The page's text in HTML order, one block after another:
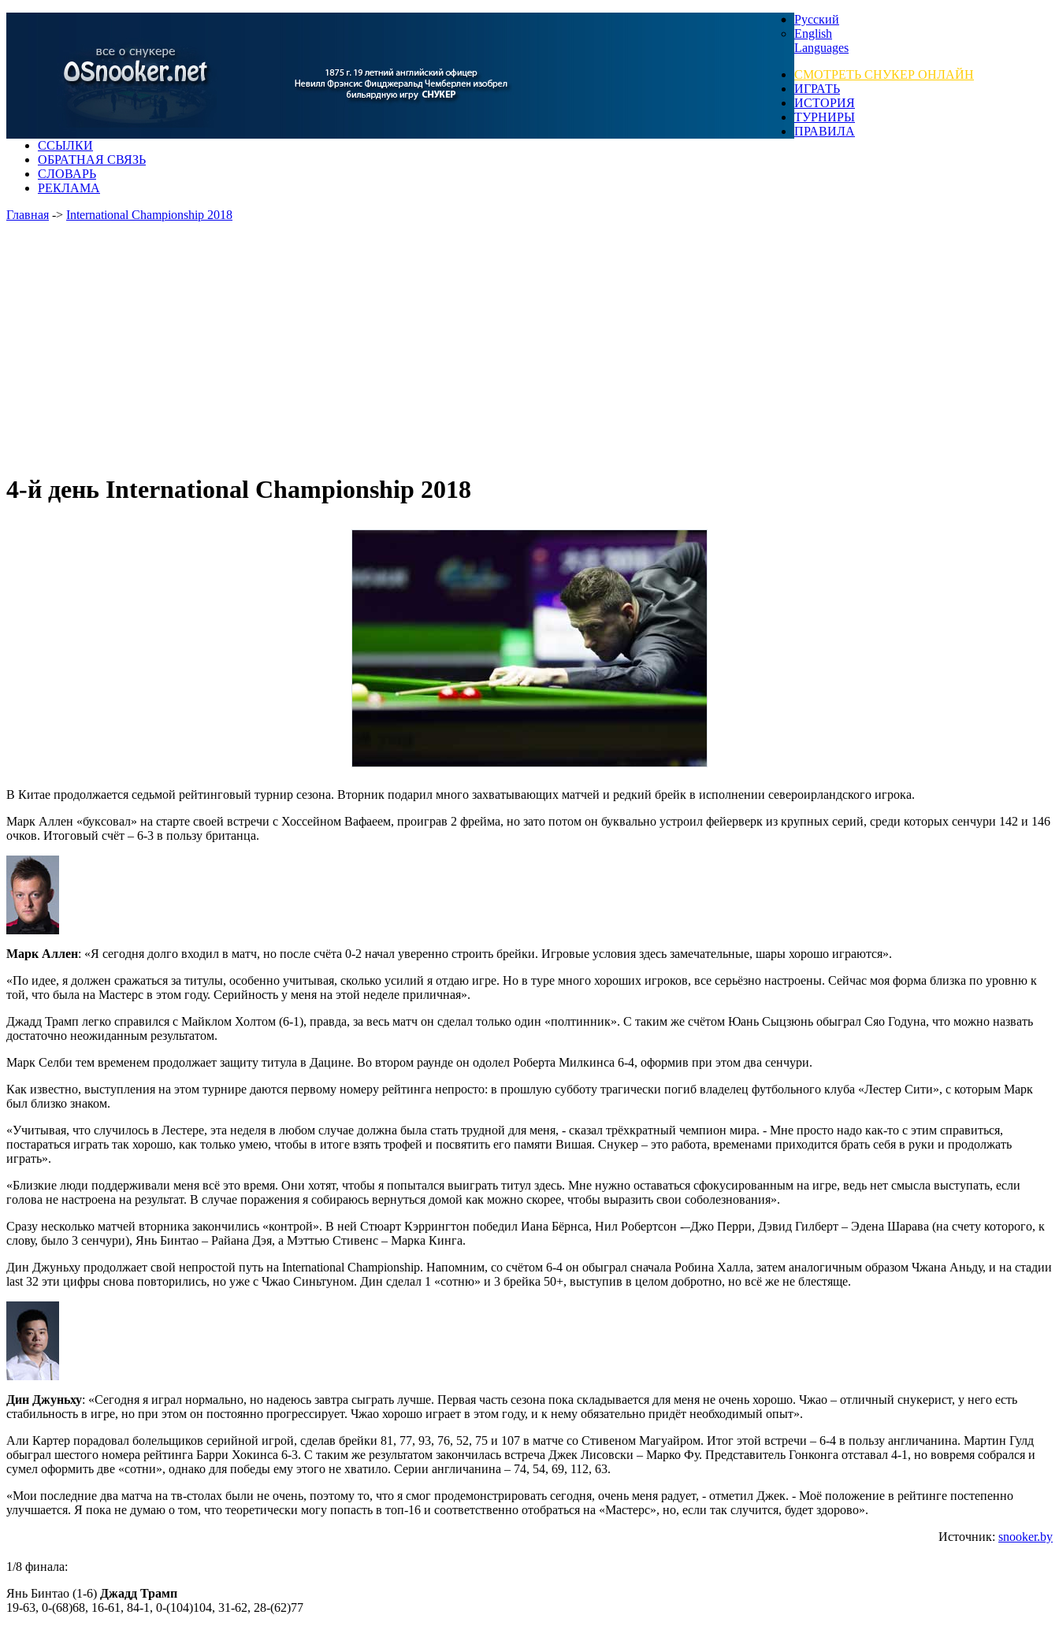
Русский
English
Languages
СМОТРЕТЬ СНУКЕР ОНЛАЙН
ИГРАТЬ
ИСТОРИЯ
ТУРНИРЫ
ПРАВИЛА
ССЫЛКИ
ОБРАТНАЯ СВЯЗЬ
СЛОВАРЬ
РЕКЛАМА
Главная -> International Championship 2018
4-й день International Championship 2018
В Китае продолжается седьмой рейтинговый турнир сезона. Вторник подарил много захватывающих матчей и редкий брейк в исполнении североирландского игрока.
Марк Аллен «буксовал» на старте своей встречи с Хоссейном Вафаеем, проиграв 2 фрейма, но зато потом он буквально устроил фейерверк из крупных серий, среди которых сенчури 142 и 146
очков. Итоговый счёт – 6-3 в пользу британца.
Марк Аллен: «Я сегодня долго входил в матч, но после счёта 0-2 начал уверенно строить брейки. Игровые условия здесь замечательные, шары хорошо играются».
«По идее, я должен сражаться за титулы, особенно учитывая, сколько усилий я отдаю игре. Но в туре много хороших игроков, все серьёзно настроены. Сейчас моя форма близка по уровню к
той, что была на Мастерс в этом году. Серийность у меня на этой неделе приличная».
Джадд Трамп легко справился с Майклом Холтом (6-1), правда, за весь матч он сделал только один «полтинник». С таким же счётом Юань Сыцзюнь обыграл Сяо Годуна, что можно назвать
достаточно неожиданным результатом.
Марк Селби тем временем продолжает защиту титула в Дацине. Во втором раунде он одолел Роберта Милкинса 6-4, оформив при этом два сенчури.
Как известно, выступления на этом турнире даются первому номеру рейтинга непросто: в прошлую субботу трагически погиб владелец футбольного клуба «Лестер Сити», с которым Марк
был близко знаком.
«Учитывая, что случилось в Лестере, эта неделя в любом случае должна была стать трудной для меня, - сказал трёхкратный чемпион мира. - Мне просто надо как-то с этим справиться,
постараться играть так хорошо, как только умею, чтобы в итоге взять трофей и посвятить его памяти Вишая. Снукер – это работа, временами приходится брать себя в руки и продолжать
играть».
«Близкие люди поддерживали меня всё это время. Они хотят, чтобы я попытался выиграть титул здесь. Мне нужно оставаться сфокусированным на игре, ведь нет смысла выступать, если
голова не настроена на результат. В случае поражения я собираюсь вернуться домой как можно скорее, чтобы выразить свои соболезнования».
Сразу несколько матчей вторника закончились «контрой». В ней Стюарт Кэррингтон победил Иана Бёрнса, Нил Робертсон -–Джо Перри, Дэвид Гилберт – Эдена Шарава (на счету которого, к
слову, было 3 сенчури), Янь Бинтао – Райана Дэя, а Мэттью Стивенс – Марка Кинга.
Дин Джуньху продолжает свой непростой путь на International Championship. Напомним, со счётом 6-4 он обыграл сначала Робина Халла, затем аналогичным образом Чжана Аньду, и на стадии
last 32 эти цифры снова повторились, но уже с Чжао Синьтуном. Дин сделал 1 «сотню» и 3 брейка 50+, выступив в целом добротно, но всё же не блестяще.
Дин Джуньху: «Сегодня я играл нормально, но надеюсь завтра сыграть лучше. Первая часть сезона пока складывается для меня не очень хорошо. Чжао – отличный снукерист, у него есть
стабильность в игре, но при этом он постоянно прогрессирует. Чжао хорошо играет в этом году, и к нему обязательно придёт необходимый опыт».
Али Картер порадовал болельщиков серийной игрой, сделав брейки 81, 77, 93, 76, 52, 75 и 107 в матче со Стивеном Магуайром. Итог этой встречи – 6-4 в пользу англичанина. Мартин Гулд
обыграл шестого номера рейтинга Барри Хокинса 6-3. С таким же результатом закончилась встреча Джек Лисовски – Марко Фу. Представитель Гонконга отставал 4-1, но вовремя собрался и
сумел оформить две «сотни», однако для победы ему этого не хватило. Серии англичанина – 74, 54, 69, 112, 63.
«Мои последние два матча на тв-столах были не очень, поэтому то, что я смог продемонстрировать сегодня, очень меня радует, - отметил Джек. - Моё положение в рейтинге постепенно
улучшается. Я пока не думаю о том, что теоретически могу попасть в топ-16 и соответственно отобраться на «Мастерс», но, если так случится, будет здорово».
Источник: snooker.by
1/8 финала:
Янь Бинтао (1-6) Джадд Трамп
19-63, 0-(68)68, 16-61, 84-1, 0-(104)104, 31-62, 28-(62)77